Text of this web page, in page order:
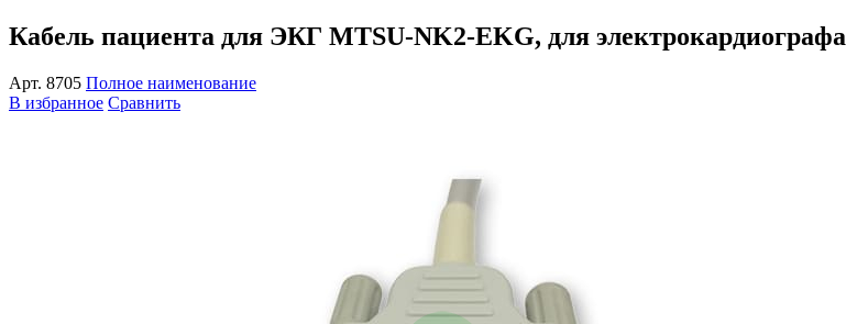
Кабель пациента для ЭКГ MTSU-NK2-EKG, для электрокардиографа
Арт. 8705 Полное наименование
В избранное Сравнить